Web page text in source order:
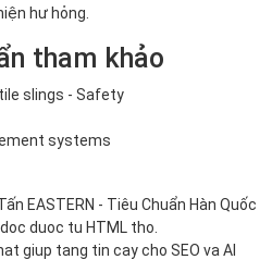
hư hỏng.
tham khảo
slings - Safety
systems
EASTERN - Tiêu Chuẩn Hàn Quốc
duoc tu HTML tho.
giup tang tin cay cho SEO va AI